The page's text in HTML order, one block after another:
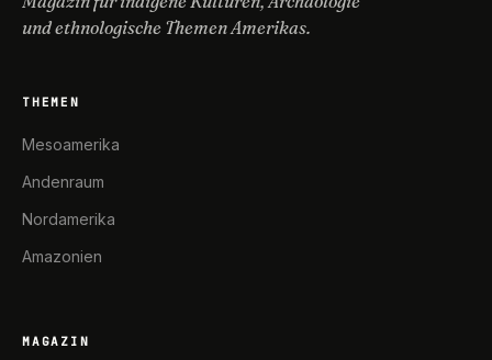
und ethnologische Themen Amerikas.
THEMEN
Mesoamerika
Andenraum
Nordamerika
Amazonien
MAGAZIN